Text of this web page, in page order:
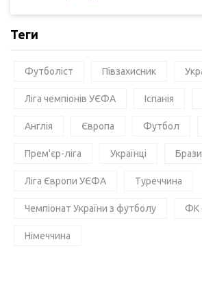
Теги
Футболіст Півзахисник
Ліга чемпіонів УЄФА Іспанія
Англія Європа Футбол
Прем'єр-ліга Українці
Ліга Європи УЄФА Туреччина
Чемпіонат України з футболу ФК
Німеччина